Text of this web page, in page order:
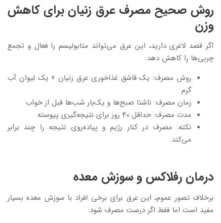
روش صحیح مصرف عرق زنیان برای کاهش
وزن
اگر قصد لاغری دارید، این عرق می‌تواند متابولیسم را فعال و تجمع
چربی‌ها را کاهش دهد.
روش مصرف: یک قاشق غذاخوری عرق زنیان + یک لیوان آب
گرم
زمان مصرف: ناشتا صبح‌ها و یک‌بار شب‌ها قبل از خواب
مدت مصرف: حداقل 40 روز برای نتیجه‌گیری پیوسته
نکته: مصرف در کنار رژیم و پیاده‌روی نتیجه را چند برابر
می‌کند.
درمان رفلاکس و سوزش معده
برخلاف تصور عموم، این عرق برای برخی افراد با سوزش معده بسیار
مفید است اما فقط اگر درست مصرف شود: